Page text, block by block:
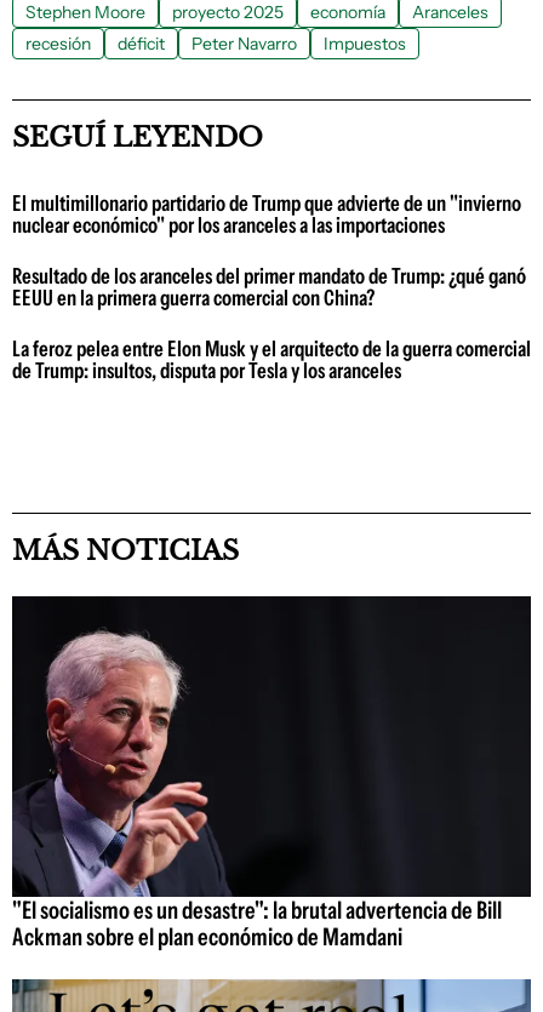
Stephen Moore
proyecto 2025 economía
Aranceles
recesión
déficit Peter Navarro Impuestos
SEGUÍ LEYENDO
El multimillonario partidario de Trump que advierte de un "invierno
nuclear económico" por los aranceles a las importaciones
Resultado de los aranceles del primer mandato de Trump: ¿qué ganó
EEUU en la primera guerra comercial con China?
La feroz pelea entre Elon Musk y el arquitecto de la guerra comercial
de Trump: insultos, disputa por Tesla y los aranceles
MÁS NOTICIAS
"El socialismo es un desastre": la brutal advertencia de Bill
Ackman sobre el plan económico de Mamdani